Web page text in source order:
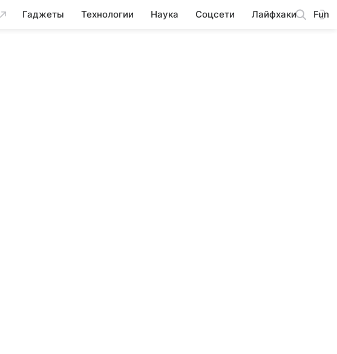
Гаджеты Технологии Наука Соцсети Лайфхаки Fun